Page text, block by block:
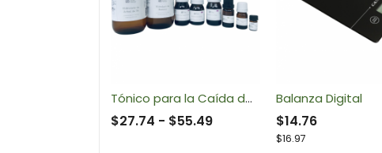
Tónico para la Caída del Cabello
$27.74 - $55.49
Balanza Digital
$14.76
$16.97